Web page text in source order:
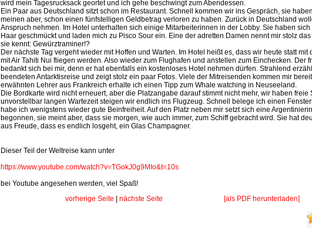
wird mein Tagesrucksack geortet und ich gehe beschwingt zum Abendessen.
Ein Paar aus Deutschland sitzt schon im Restaurant. Schnell kommen wir ins Gespräch, sie
meinen aber, schon einen fünfstelligen Geldbetrag verloren zu haben. Zurück in Deutschland
Anspruch nehmen. Im Hotel unterhalten sich einige Mitarbeiterinnen in der Lobby. Sie haben
Haar geschmückt und laden mich zu Pisco Sour ein. Eine der adretten Damen nennt mir stolz
sie kennt: Gewürztraminer!?
Der nächste Tag vergeht wieder mit Hoffen und Warten. Im Hotel heißt es, dass wir heute statt
mit Air Tahiti Nui fliegen werden. Also wieder zum Flughafen und anstellen zum Einchecken. Der
bedankt sich bei mir, denn er hat ebenfalls ein kostenloses Hotel nehmen dürfen. Strahlend
beendeten Antarktisreise und zeigt stolz ein paar Fotos. Viele der Mitreisenden kommen mir
erwähnten Lehrer aus Frankreich erhalte ich einen Tipp zum Whale watching in Neuseeland.
Die Bordkarte wird nicht erneuert, aber die Platzangabe darauf stimmt nicht mehr, wir haben freie
unvorstellbar langen Wartezeit steigen wir endlich ins Flugzeug. Schnell belege ich einen
habe ich wenigstens wieder gute Beinfreiheit. Auf den Platz neben mir setzt sich eine
begonnen, sie meint aber, dass sie morgen, wie auch immer, zum Schiff gebracht wird. Sie hat
aus Freude, dass es endlich losgeht, ein Glas Champagner.
Dieser Teil der Weltreise kann unter
https://www.youtube.com/watch?v=TGokJ0g9MIo&t=10s
bei Youtube angesehen werden, viel Spaß!
[als PDF herunterladen]
vorherige Seite nächste Seite